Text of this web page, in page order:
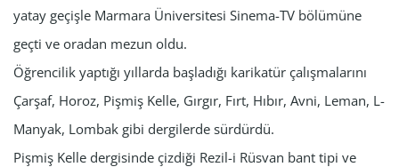
yatay geçişle Marmara Üniversitesi Sinema-TV bölümüne
geçti ve oradan mezun oldu.
Öğrencilik yaptığı yıllarda başladığı karikatür çalışmalarını
Çarşaf, Horoz, Pişmiş Kelle, Gırgır, Fırt, Hıbır, Avni, Leman, L-
Manyak, Lombak gibi dergilerde sürdürdü.
Pişmiş Kelle dergisinde çizdiği Rezil-i Rüsvan bant tipi ve